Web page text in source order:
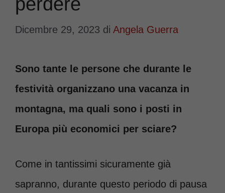
Dicembre 29, 2023 di Angela Guerra
Sono tante le persone che durante le
festività organizzano una vacanza in
montagna, ma quali sono i posti in
Europa più economici per sciare?
Come in tantissimi sicuramente già
sapranno, durante questo periodo di pausa